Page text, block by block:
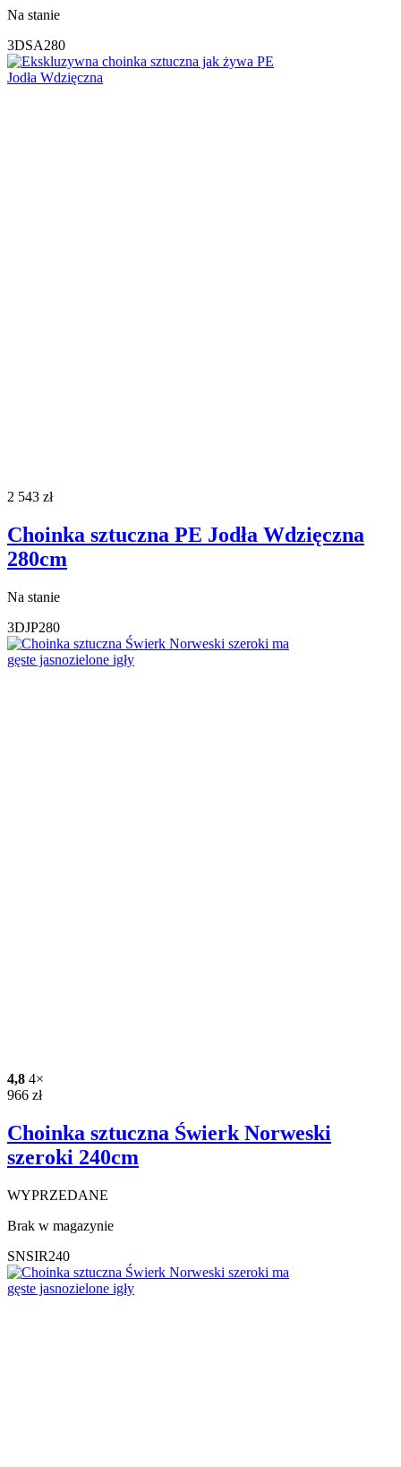
Na stanie
3DSA280
2 543 zł
Choinka sztuczna PE Jodła Wdzięczna
280cm
Na stanie
3DJP280
4,8 4×
966 zł
Choinka sztuczna Świerk Norweski
szeroki 240cm
WYPRZEDANE
Brak w magazynie
SNSIR240